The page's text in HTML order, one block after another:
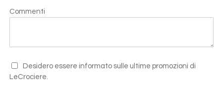
Commenti
Desidero essere informato sulle ultime promozioni di
LeCrociere.